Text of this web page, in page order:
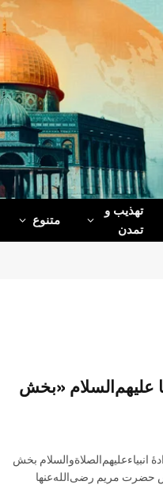
تهذیب و
تمدن
متنوع
علیهم‌السلام «بخش
انبیاءعلیهم‌الصلاةو‌السلام بخش
حضرت مریم رضی‌الله‌عنها